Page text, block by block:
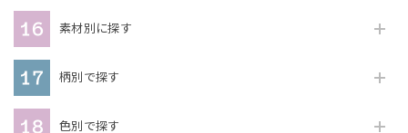
素材別に探す
柄別で探す
色別で探す